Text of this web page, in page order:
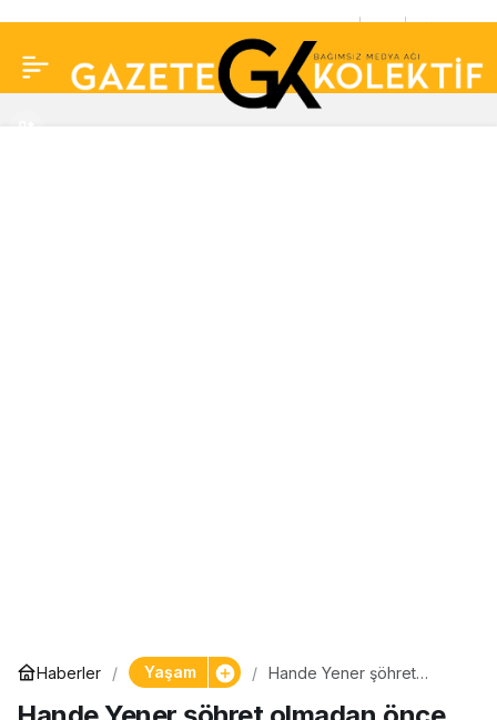
Haberler Yaşam
Hande Yener şöhret
günleri anlattı! “Durakta her
ailesinin ödül sitemi!